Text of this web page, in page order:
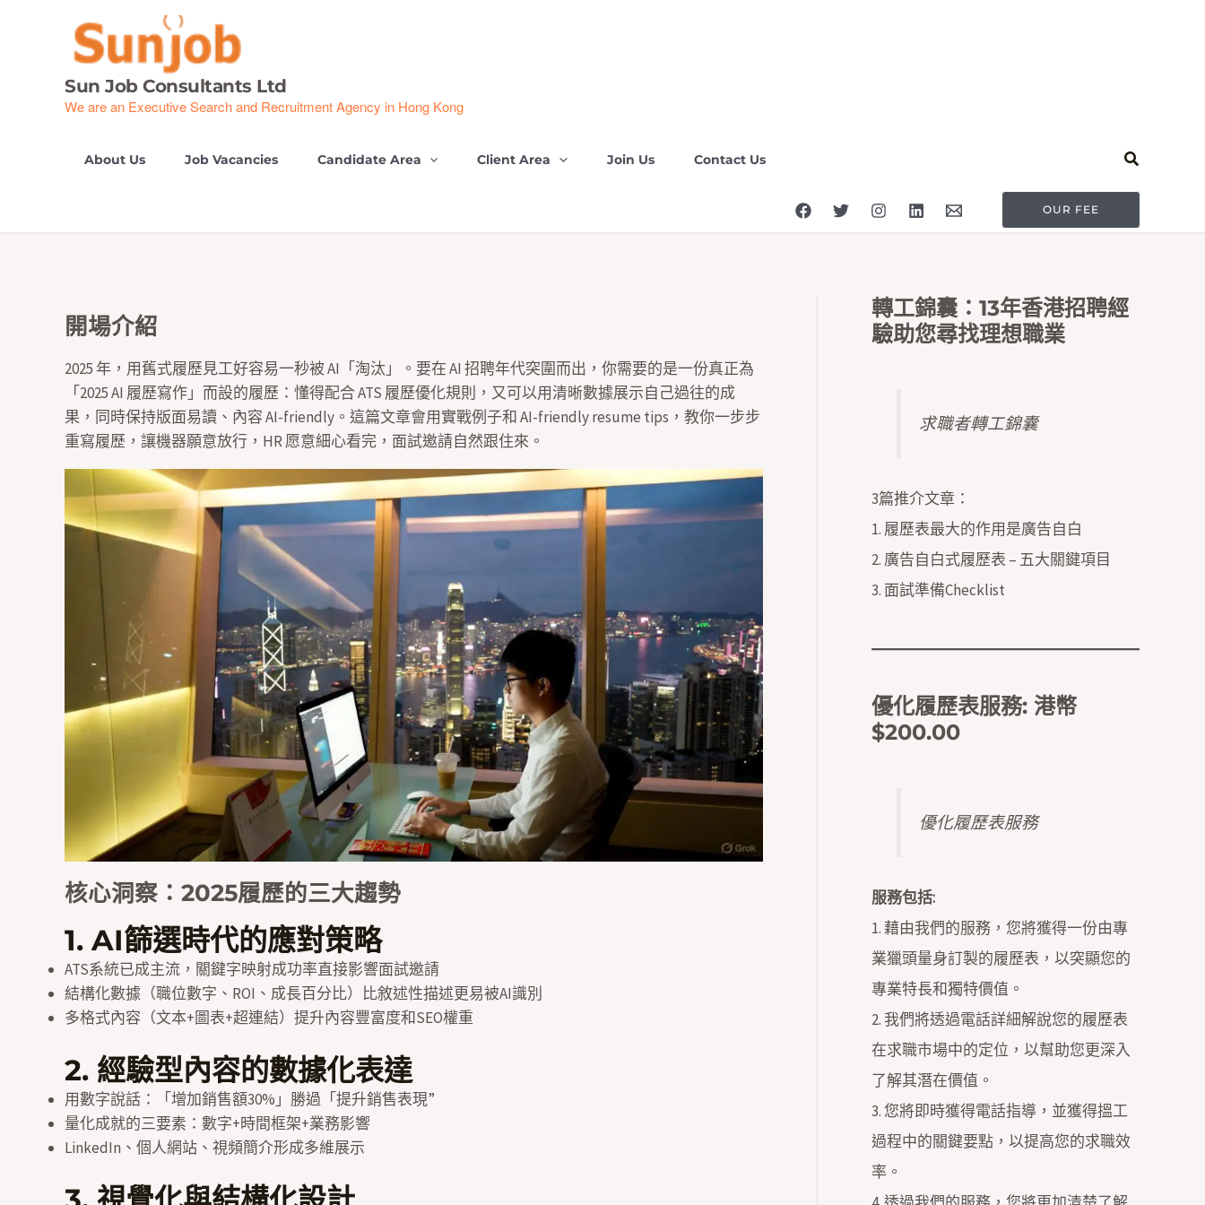
Sun Job Consultants Ltd
We are an Executive Search and Recruitment Agency in Hong Kong
About Us Job Vacancies Candidate Area Client Area Join Us Contact Us Search
OUR FEE
開場介紹
2025 年，用舊式履歷見工好容易一秒被 AI「淘汰」。要在 AI 招聘年代突圍而出，你需要的是一份真正為
「2025 AI 履歷寫作」而設的履歷：懂得配合 ATS 履歷優化規則，又可以用清晰數據展示自己過往的成
果，同時保持版面易讀、內容 AI-friendly。這篇文章會用實戰例子和 AI-friendly resume tips，教你一步步
重寫履歷，讓機器願意放行，HR 愿意細心看完，面試邀請自然跟住來。
核心洞察：2025履歷的三大趨勢
1. AI篩選時代的應對策略
ATS系統已成主流，關鍵字映射成功率直接影響面試邀請
結構化數據（職位數字、ROI、成長百分比）比敘述性描述更易被AI識別
多格式內容（文本+圖表+超連結）提升內容豐富度和SEO權重
2. 經驗型內容的數據化表達
用數字說話：「增加銷售額30%」勝過「提升銷售表現”
量化成就的三要素：數字+時間框架+業務影響
LinkedIn、個人網站、視頻簡介形成多維展示
轉工錦囊：13年香港招聘經
驗助您尋找理想職業
求職者轉工錦囊
3篇推介文章：
1. 履歷表最大的作用是廣告自白
2. 廣告自白式履歷表 – 五大關鍵項目
3. 面試準備Checklist
優化履歷表服務: 港幣
$200.00
優化履歷表服務
服務包括:
1. 藉由我們的服務，您將獲得一份由專
業獵頭量身訂製的履歷表，以突顯您的
專業特長和獨特價值。
2. 我們將透過電話詳細解說您的履歷表
在求職市場中的定位，以幫助您更深入
了解其潛在價值。
3. 您將即時獲得電話指導，並獲得搵工
過程中的關鍵要點，以提高您的求職效
率。